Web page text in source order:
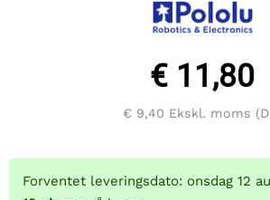
€ 11,80
€ 9,40 Ekskl. moms
Forventet leveringsdato: onsdag 12